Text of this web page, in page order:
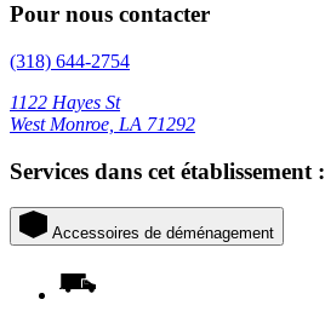
Pour nous contacter
(318) 644-2754
1122 Hayes St
West Monroe, LA 71292
Services dans cet établissement :
Accessoires de déménagement